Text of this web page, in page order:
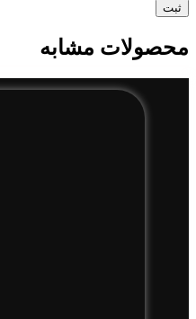
محصولات مشابه